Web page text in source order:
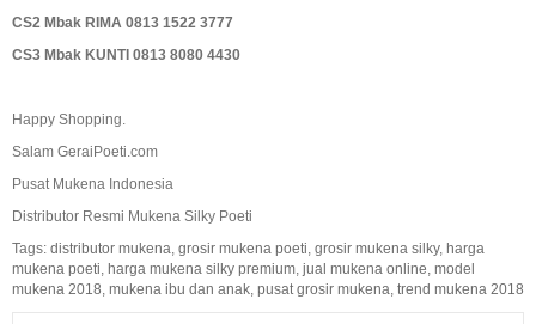
CS2 Mbak RIMA 0813 1522 3777
CS3 Mbak KUNTI 0813 8080 4430
Happy Shopping.
Salam GeraiPoeti.com
Pusat Mukena Indonesia
Distributor Resmi Mukena Silky Poeti
Tags: distributor mukena, grosir mukena poeti, grosir mukena silky, harga
mukena poeti, harga mukena silky premium, jual mukena online, model
mukena 2018, mukena ibu dan anak, pusat grosir mukena, trend mukena 2018